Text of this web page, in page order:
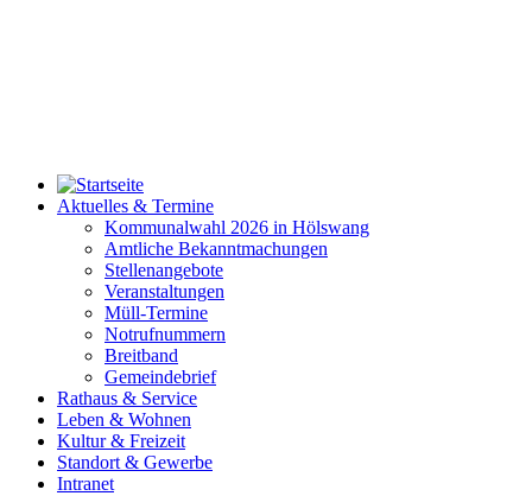
Aktuelles & Termine
Kommunalwahl 2026 in Hölswang
Amtliche Bekanntmachungen
Stellenangebote
Veranstaltungen
Müll-Termine
Notrufnummern
Breitband
Gemeindebrief
Rathaus & Service
Leben & Wohnen
Kultur & Freizeit
Standort & Gewerbe
Intranet